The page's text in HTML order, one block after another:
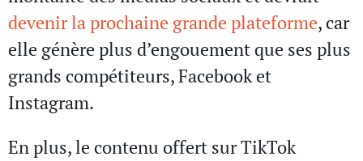
devenir la prochaine grande plateforme, car
elle génère plus d’engouement que ses plus
grands compétiteurs, Facebook et
Instagram.
En plus, le contenu offert sur TikTok